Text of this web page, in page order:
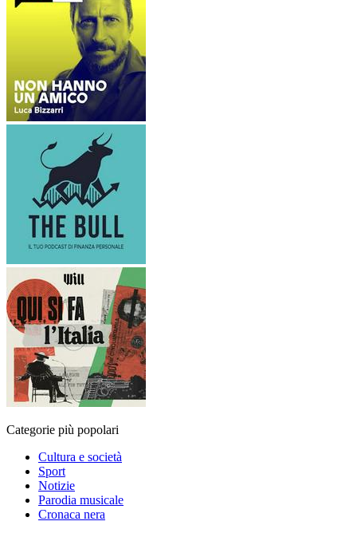
Categorie più popolari
Cultura e società
Sport
Notizie
Parodia musicale
Cronaca nera